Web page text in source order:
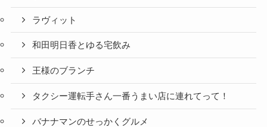
ラヴィット
和田明日香とゆる宅飲み
王様のブランチ
タクシー運転手さん一番うまい店に連れてって！
バナナマンのせっかくグルメ